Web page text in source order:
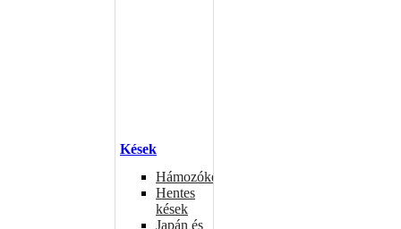
Kések
Hámozókések
Hentes
kések
Japán és